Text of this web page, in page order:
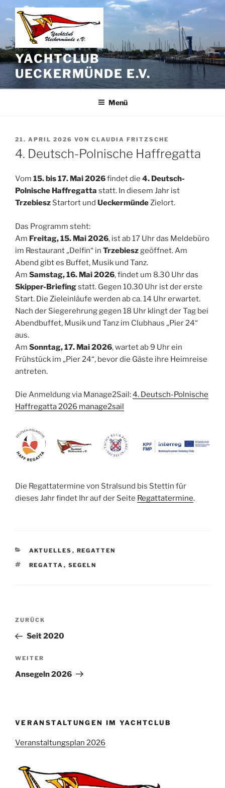
Zum
Inhalt
springen
YACHTCLUB
UECKERMÜNDE E.V.
Menü
VERÖFFENTLICHT
AM
21. APRIL 2026 VON CLAUDIA FRITZSCHE
4. Deutsch-Polnische Haffregatta
Vom 15. bis 17. Mai 2026findet die 4. Deutsch-
Polnische Haffregatta statt. In diesem Jahr ist
Trzebiesz Startort und UeckermündeZielort.
Das Programm steht:
Am Freitag, 15. Mai 2026, ist ab 17 Uhr das Meldebüro
im Restaurant „Delfin“ in Trzebieszgeöffnet. Am
Abend gibt es Buffet, Musik und Tanz.
Am Samstag, 16. Mai 2026, findet um 8.30 Uhr das
Skipper-Briefingstatt. Gegen 10.30 Uhr ist der erste
Start. Die Zieleinläufe werden ab ca. 14 Uhr erwartet.
Nach der Siegerehrung gegen 18 Uhr klingt der Tag bei
Abendbuffet, Musik und Tanz im Clubhaus „Pier 24“
aus.
Am Sonntag, 17. Mai 2026, wartet ab 9 Uhr ein
Frühstück im „Pier 24“, bevor die Gäste ihre Heimreise
antreten.
Die Anmeldung via Manage2Sail:4. Deutsch-Polnische
Haffregatta 2026 manage2sail
Die Regattatermine von Stralsund bis Stettin für
dieses Jahr findet Ihr auf der Seite Regattatermine.
KATEGORIEN
AKTUELLES , REGATTEN
SCHLAGWÖRTER
REGATTA , SEGELN
Beitragsnavigation
Vorheriger
Beitrag
ZURÜCK
Seit 2020
Nächster
Beitrag
WEITER
Ansegeln 2026
VERANSTALTUNGEN IM YACHTCLUB
Veranstaltungsplan 2026